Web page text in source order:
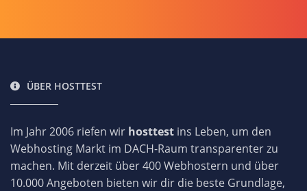
ÜBER HOSTTEST
Im Jahr 2006 riefen wir hosttest ins Leben, um den
Webhosting Markt im DACH-Raum transparenter zu
machen. Mit derzeit über 400 Webhostern und über
10.000 Angeboten bieten wir dir die beste Grundlage,